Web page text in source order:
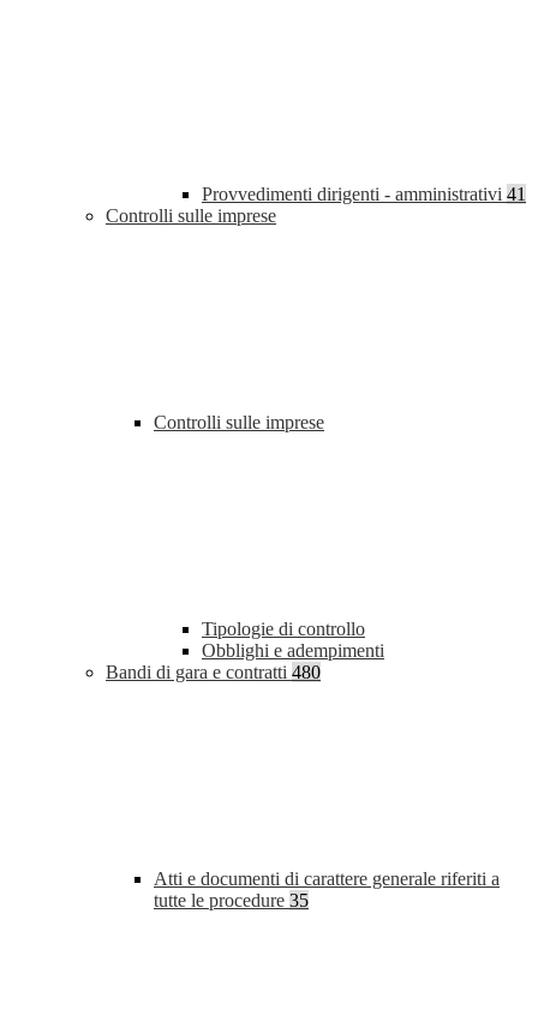
Provvedimenti dirigenti - amministrativi 41
Controlli sulle imprese
Controlli sulle imprese
Tipologie di controllo
Obblighi e adempimenti
Bandi di gara e contratti 480
Atti e documenti di carattere generale riferiti a
tutte le procedure 35